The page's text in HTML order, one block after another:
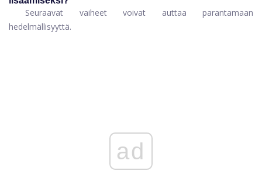
Seuraavat vaiheet voivat auttaa parantamaan
hedelmällisyyttä.
ad